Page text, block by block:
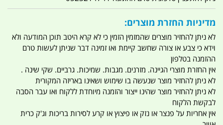
מדיניות החזרת מוצרים:
לא ניתן להחזיר מוצרים שהמזמין הזמין כי לא קרא היטב תוכן המודעה ולא
וידא כי צבע או צורה שחשב קיימת ואו זמינה דבר שניתן לעשות טרם
ההזמנה בטלפון
אין החזרת מוצרי הגיינה. מזרנים. מגבות. שמיכות. גרביים. שקי שינה .
לא ניתן להחזיר מוצר שנעשה בו שימוש ושאינו באריזה המקורית
לא ניתן להחזיר מוצר שהינו ייצור והזמנה מיוחדת ללקוח ואו עבר הסבה
לבקשת הלקוח
אין אחריות על פנצר או נזק או פיצוץ או קרע לסירות בריכות וג'ק כרית